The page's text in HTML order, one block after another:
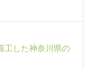
工した神奈川県の